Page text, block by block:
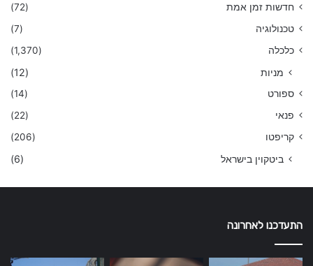
חדשות זמן אמת
(72)
טכנולוגיה
(7)
כלכלה
(1,370)
מניות (12)
ספורט
(14)
פנאי
(22)
קריפטו
(206)
ביטקוין בישראל (6)
התעדכנו לאחרונה